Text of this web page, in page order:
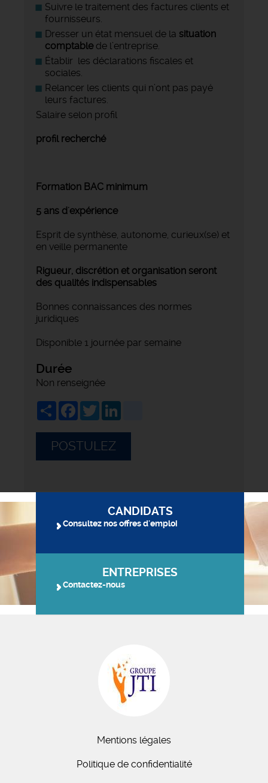
Suivre le traitement des factures clients et
fournisseurs.
Dresser un état mensuel de la situation
comptablede l’entreprise.
Établir les déclarations fiscales et
sociales.
Relancer les clients qui n’ont pas payé
leurs factures.
Salaire selon profil
profil recherché
Formation BAC minimum
5 ans d'expérience
Esprit de synthèse, autonome, curieux(se) et
en veille permanente
Rigueur, discrétion et organisation seront
des qualités indispensables
Bonnes connaissances des normes
juridiques
Disponible 1 journée par semaine
Durée
Non renseignée
ShareFacebook
Twitter
POSTULEZ
CANDIDATS
Consultez nos offres d'emploi
ENTREPRISES
Contactez-nous
Mentions légales
Politique de confidentialité